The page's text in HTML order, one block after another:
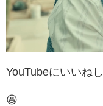
YouTubeにいいね
😆